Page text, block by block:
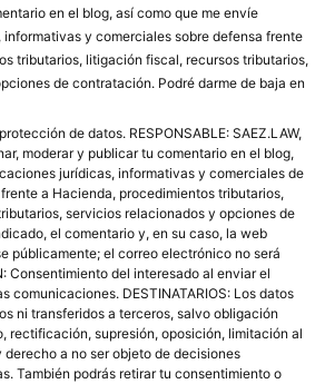
en el blog, así como que me envíe
y comerciales sobre defensa frente
tributarios, litigación fiscal, recursos tributarios,
de contratación. Podré darme de baja en
de datos. RESPONSABLE: SAEZ.LAW,
moderar y publicar tu comentario en el blog,
jurídicas, informativas y comerciales de
a Hacienda, procedimientos tributarios,
servicios relacionados y opciones de
el comentario y, en su caso, la web
públicamente; el correo electrónico no será
Consentimiento del interesado al enviar el
comunicaciones. DESTINATARIOS: Los datos
ni transferidos a terceros, salvo obligación
rectificación, supresión, oposición, limitación al
a no ser objeto de decisiones
También podrás retirar tu consentimiento o